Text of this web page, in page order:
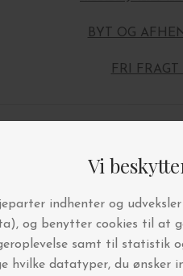
BYT OG
FRI FRAGT
Andre købte også